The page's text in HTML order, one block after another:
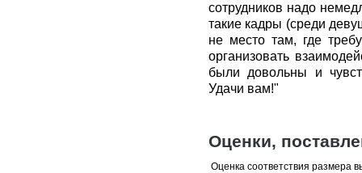
сотрудников надо
такие кадры (среди
не место там, где
организовать
были довольны и
Удачи вам!"
Оценки,
Оценка соответствия размера